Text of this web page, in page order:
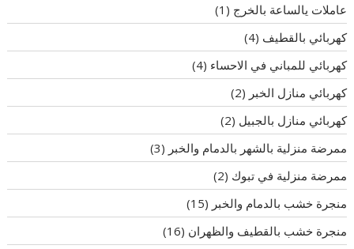
عاملات يالساعة بالخرج (1)
كهربائي بالقطيف (4)
كهربائي للمباني في الاحساء (4)
كهربائي منازل الخبر (2)
كهربائي منازل بالجبيل (2)
ممرضة منزلية بالشهر بالدمام والخبر (3)
ممرضة منزلية في تبوك (2)
منجرة خشب بالدمام والخبر (15)
منجرة خشب بالقطيف والظهران (16)